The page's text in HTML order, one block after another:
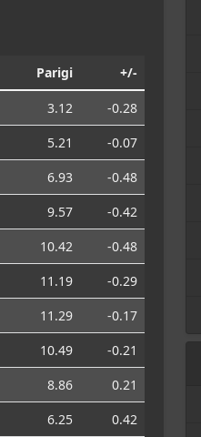
Parigi +/-
3.12
-0.28
5.21
-0.07
6.93
-0.48
9.57
-0.42
10.42
-0.48
11.19
-0.29
11.29
-0.17
10.49
-0.21
8.86
0.21
6.25
0.42